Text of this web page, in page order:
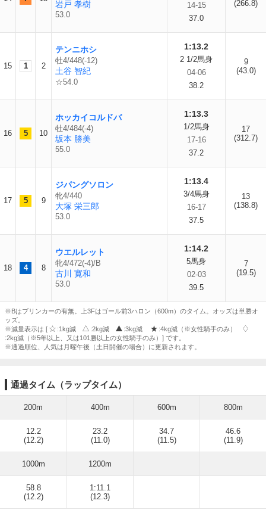
岩戸 孝樹
53.0
14-15
37.0
(266.8)
15 1 2
テンニホシ
牡4/448(-12)
土谷 智紀
☆54.0
1:13.2
2 1/2馬身
04-06
38.2
9
(43.0)
16 5 10
ホッカイコルドバ
牡4/484(-4)
坂本 勝美
55.0
1:13.3
1/2馬身
17-16
37.2
17
(312.7)
17 5 9
ジパングソロン
牝4/440
大塚 栄三郎
53.0
1:13.4
3/4馬身
16-17
37.5
13
(138.8)
18 4 8
ウエルレット
牝4/472(-4)/B
古川 寛和
53.0
1:14.2
5馬身
02-03
39.5
7
(19.5)
※Bはブリンカーの有無。上3Fはゴール前3ハロン（600m）のタイム。オッズは単勝オ
ッズ。
※減量表示は [
:1kg減 :2kg減 :3kg減
:4kg減（※女性騎手のみ）
:2kg減（※5年以上、又は101勝以上の女性騎手のみ）] です。
※通過順位、人気は月曜午後（土日開催の場合）に更新されます。
通過タイム（ラップタイム）
200m 400m 600m 800m
12.2
(12.2)
23.2
(11.0)
34.7
(11.5)
46.6
(11.9)
1000m 1200m
58.8
(12.2)
1:11.1
(12.3)